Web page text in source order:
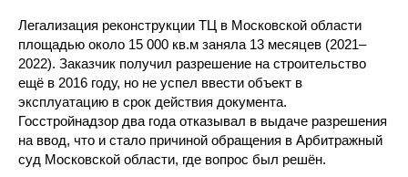
Легализация реконструкции ТЦ в Московской области
площадью около 15 000 кв.м заняла 13 месяцев (2021–
2022). Заказчик получил разрешение на строительство
ещё в 2016 году, но не успел ввести объект в
эксплуатацию в срок действия документа.
Госстройнадзор два года отказывал в выдаче разрешения
на ввод, что и стало причиной обращения в Арбитражный
суд Московской области, где вопрос был решён.